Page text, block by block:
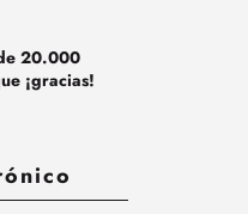
20.000
¡gracias!